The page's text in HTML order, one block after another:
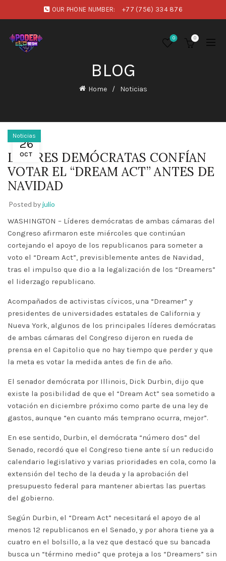
OUR PHONE NUMBER: +77 (756) 334 876
0 0
BLOG
Home Noticias
26
OCT
Noticias
LÍDERES DEMÓCRATAS CONFÍAN
VOTAR EL “DREAM ACT” ANTES DE
NAVIDAD
Posted byjulio
WASHINGTON – Líderes demócratas de ambas cámaras del
Congreso afirmaron este miércoles que continúan
cortejando el apoyo de los republicanos para someter a
voto el “Dream Act”, previsiblemente antes de Navidad,
tras el impulso que dio a la legalización de los “Dreamers”
el liderzago republicano.
Acompañados de activistas cívicos, una “Dreamer” y
presidentes de universidades estatales de California y
Nueva York, algunos de los principales líderes demócratas
de ambas cámaras del Congreso dijeron en rueda de
prensa en el Capitolio que no hay tiempo que perder y que
la meta es votar la medida antes de fin de año.
El senador demócrata por Illinois, Dick Durbin, dijo que
existe la posibilidad de que el “Dream Act” sea sometido a
votación en diciembre próximo como parte de una ley de
gastos, aunque “en cuanto más temprano ocurra, mejor”.
En ese sentido, Durbin, el demócrata “número dos” del
Senado, recordó que el Congreso tiene ante sí un reducido
calendario legislativo y varias prioridades en cola, como la
extensión del techo de la deuda y la aprobación del
presupuesto federal para mantener abiertas las puertas
del gobierno.
Según Durbin, el “Dream Act” necesitará el apoyo de al
menos 12 republicanos en el Senado, y por ahora tiene ya a
cuatro en el bolsillo, a la vez que destacó que su bancada
busca un “término medio” que proteja a los “Dreamers” sin